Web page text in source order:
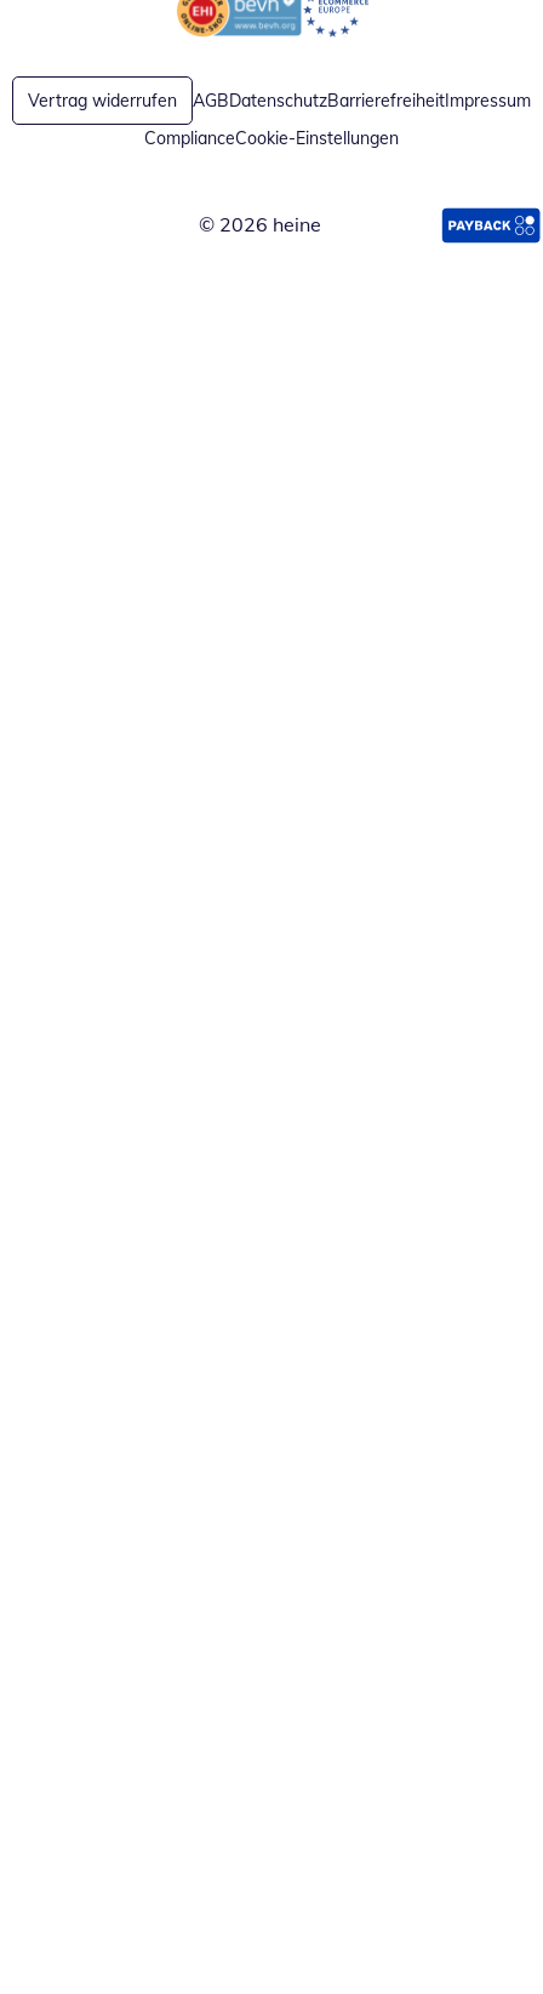
Öffnet in neuem FensterÖffnet in neuem Fenster
Vertrag widerrufen AGBDatenschutzBarrierefreiheitImpressum
ComplianceCookie-Einstellungen
© 2026 heine